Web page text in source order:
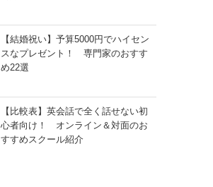
【結婚祝い】予算5000円でハイセン
スなプレゼント！ 専門家のおすす
め22選
【比較表】英会話で全く話せない初
心者向け！ オンライン＆対面のお
すすめスクール紹介